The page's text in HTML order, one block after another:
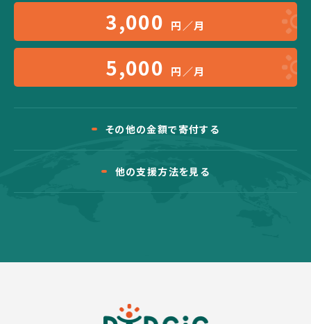
3,000 円／月
5,000 円／月
その他の金額で寄付する
他の支援方法を見る